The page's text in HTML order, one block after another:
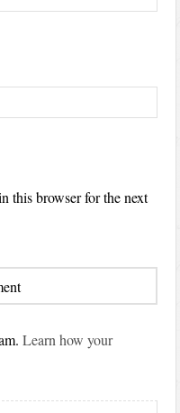
this browser for the next
Learn how your